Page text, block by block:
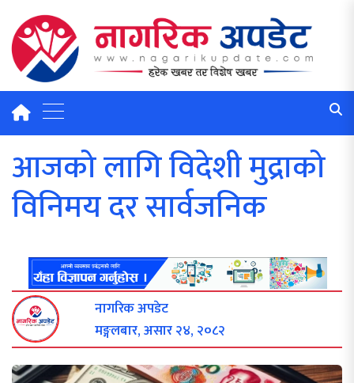
आजको लागि विदेशी मुद्राको
विनिमय दर सार्वजनिक
नागरिक अपडेट
मङ्गलबार, असार २४, २०८२